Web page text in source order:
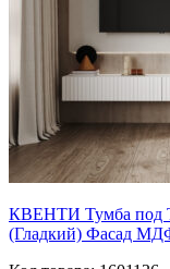
КВЕНТИ Тумба под
(Гладкий) Фасад